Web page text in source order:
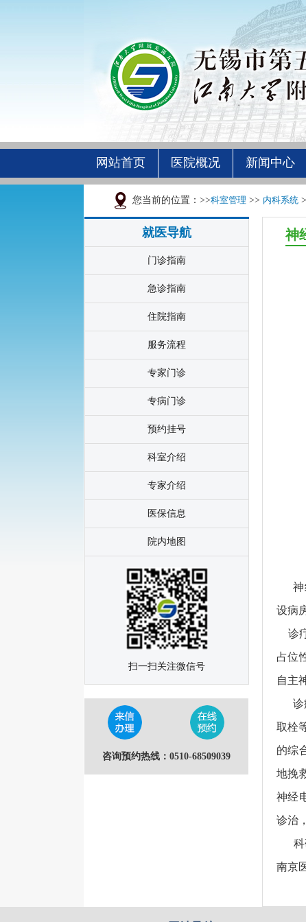
网站首页 医院概况 新闻中心
您当前的位置：>>科室管理 >> 内科系统
就医导航
门诊指南
急诊指南
住院指南
服务流程
专家门诊
专病门诊
预约挂号
科室介绍
专家介绍
医保信息
院内地图
扫一扫关注微信号
咨询预约热线：0510-68509039
神
神
设病
诊
占位
自主
诊
取栓
的综
地挽
神经
诊治
科
南京